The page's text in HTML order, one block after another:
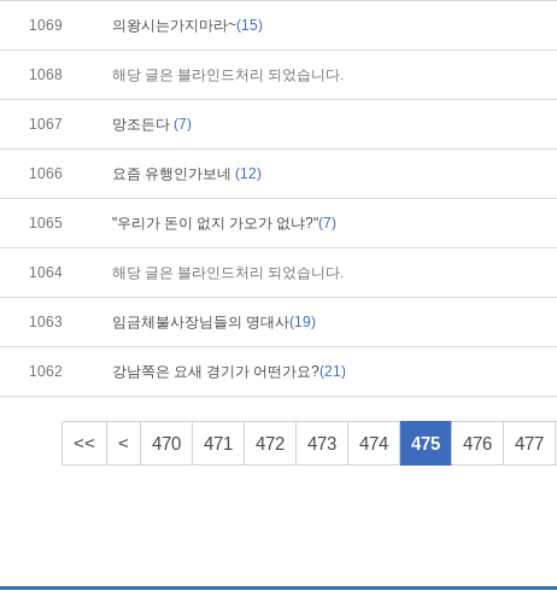
1069 의왕시는가지마라~(15)
1068 해당 글은 블라인드처리 되었습니다.
1067 망조든다 (7)
1066 요즘 유행인가보네 (12)
1065 "우리가 돈이 없지 가오가 없냐?"(7)
1064 해당 글은 블라인드처리 되었습니다.
1063 임금체불사장님들의 명대사(19)
1062 강남쪽은 요새 경기가 어떤가요?(21)
<< < 470 471 472 473 474 475 476 477